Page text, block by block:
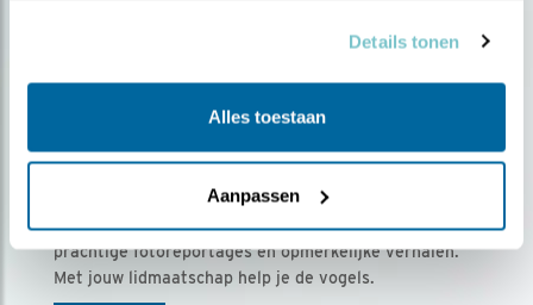
Details tonen
Alles toestaan
Aanpassen
Ontvang 5 x Vogels voor € 36,00 per jaar
Vogels is het tijdschrift voor onze leden, met
prachtige fotoreportages en opmerkelijke verhalen.
Met jouw lidmaatschap help je de vogels.